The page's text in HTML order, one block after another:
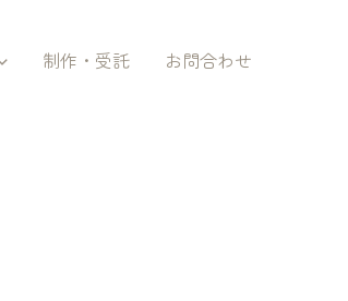
制作・受託 お問合わせ